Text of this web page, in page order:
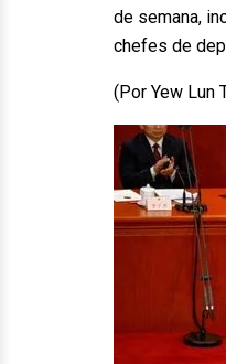
de semana,
chefes de
(Por Yew Lun